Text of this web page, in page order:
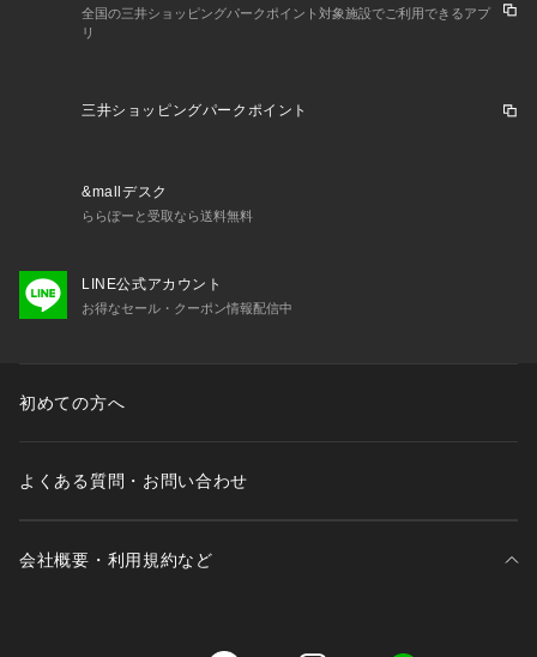
全国の三井ショッピングパークポイント対象施設でご利用できるアプ
リ
三井ショッピングパークポイント
&mallデスク
ららぽーと受取なら送料無料
LINE公式アカウント
お得なセール・クーポン情報配信中
初めての方へ
よくある質問・お問い合わせ
会社概要・利用規約など